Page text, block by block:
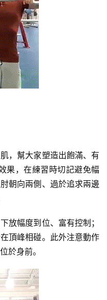
，幫大家塑造出飽滿、有
果，在練習時切記避免幅
朝向兩側、過於追求兩邊
放幅度到位、富有控制；
頂峰相碰。此外注意動作
於身前。